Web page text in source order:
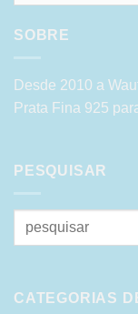
SOBRE
Desde 2010 a
Prata Fina 925
PESQUISAR
Pesquisar
por:
CATEGORIAS